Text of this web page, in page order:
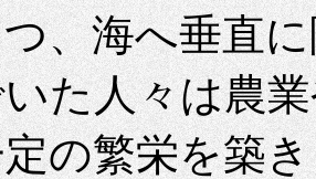
、海へ垂直
た人々は農
の繁栄を築